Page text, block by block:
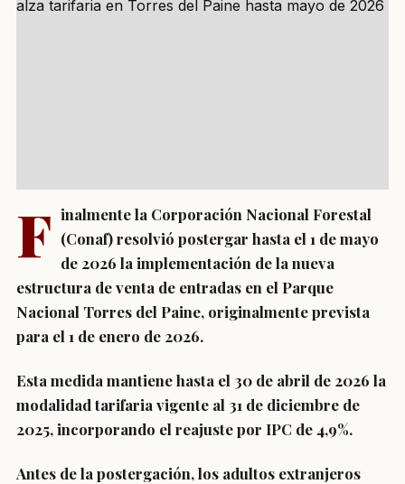
F inalmente la Corporación Nacional Forestal
(Conaf) resolvió postergar hasta el 1 de mayo
de 2026 la implementación de la nueva
estructura de venta de entradas en el Parque
Nacional Torres del Paine, originalmente prevista
para el 1 de enero de 2026.
Esta medida mantiene hasta el 30 de abril de 2026 la
modalidad tarifaria vigente al 31 de diciembre de
2025, incorporando el reajuste por IPC de 4,9%.
Antes de la postergación, los adultos extranjeros